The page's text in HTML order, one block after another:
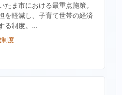
たま市における最重点施策。
を軽減し、子育て世帯の経済
る制度。…
度